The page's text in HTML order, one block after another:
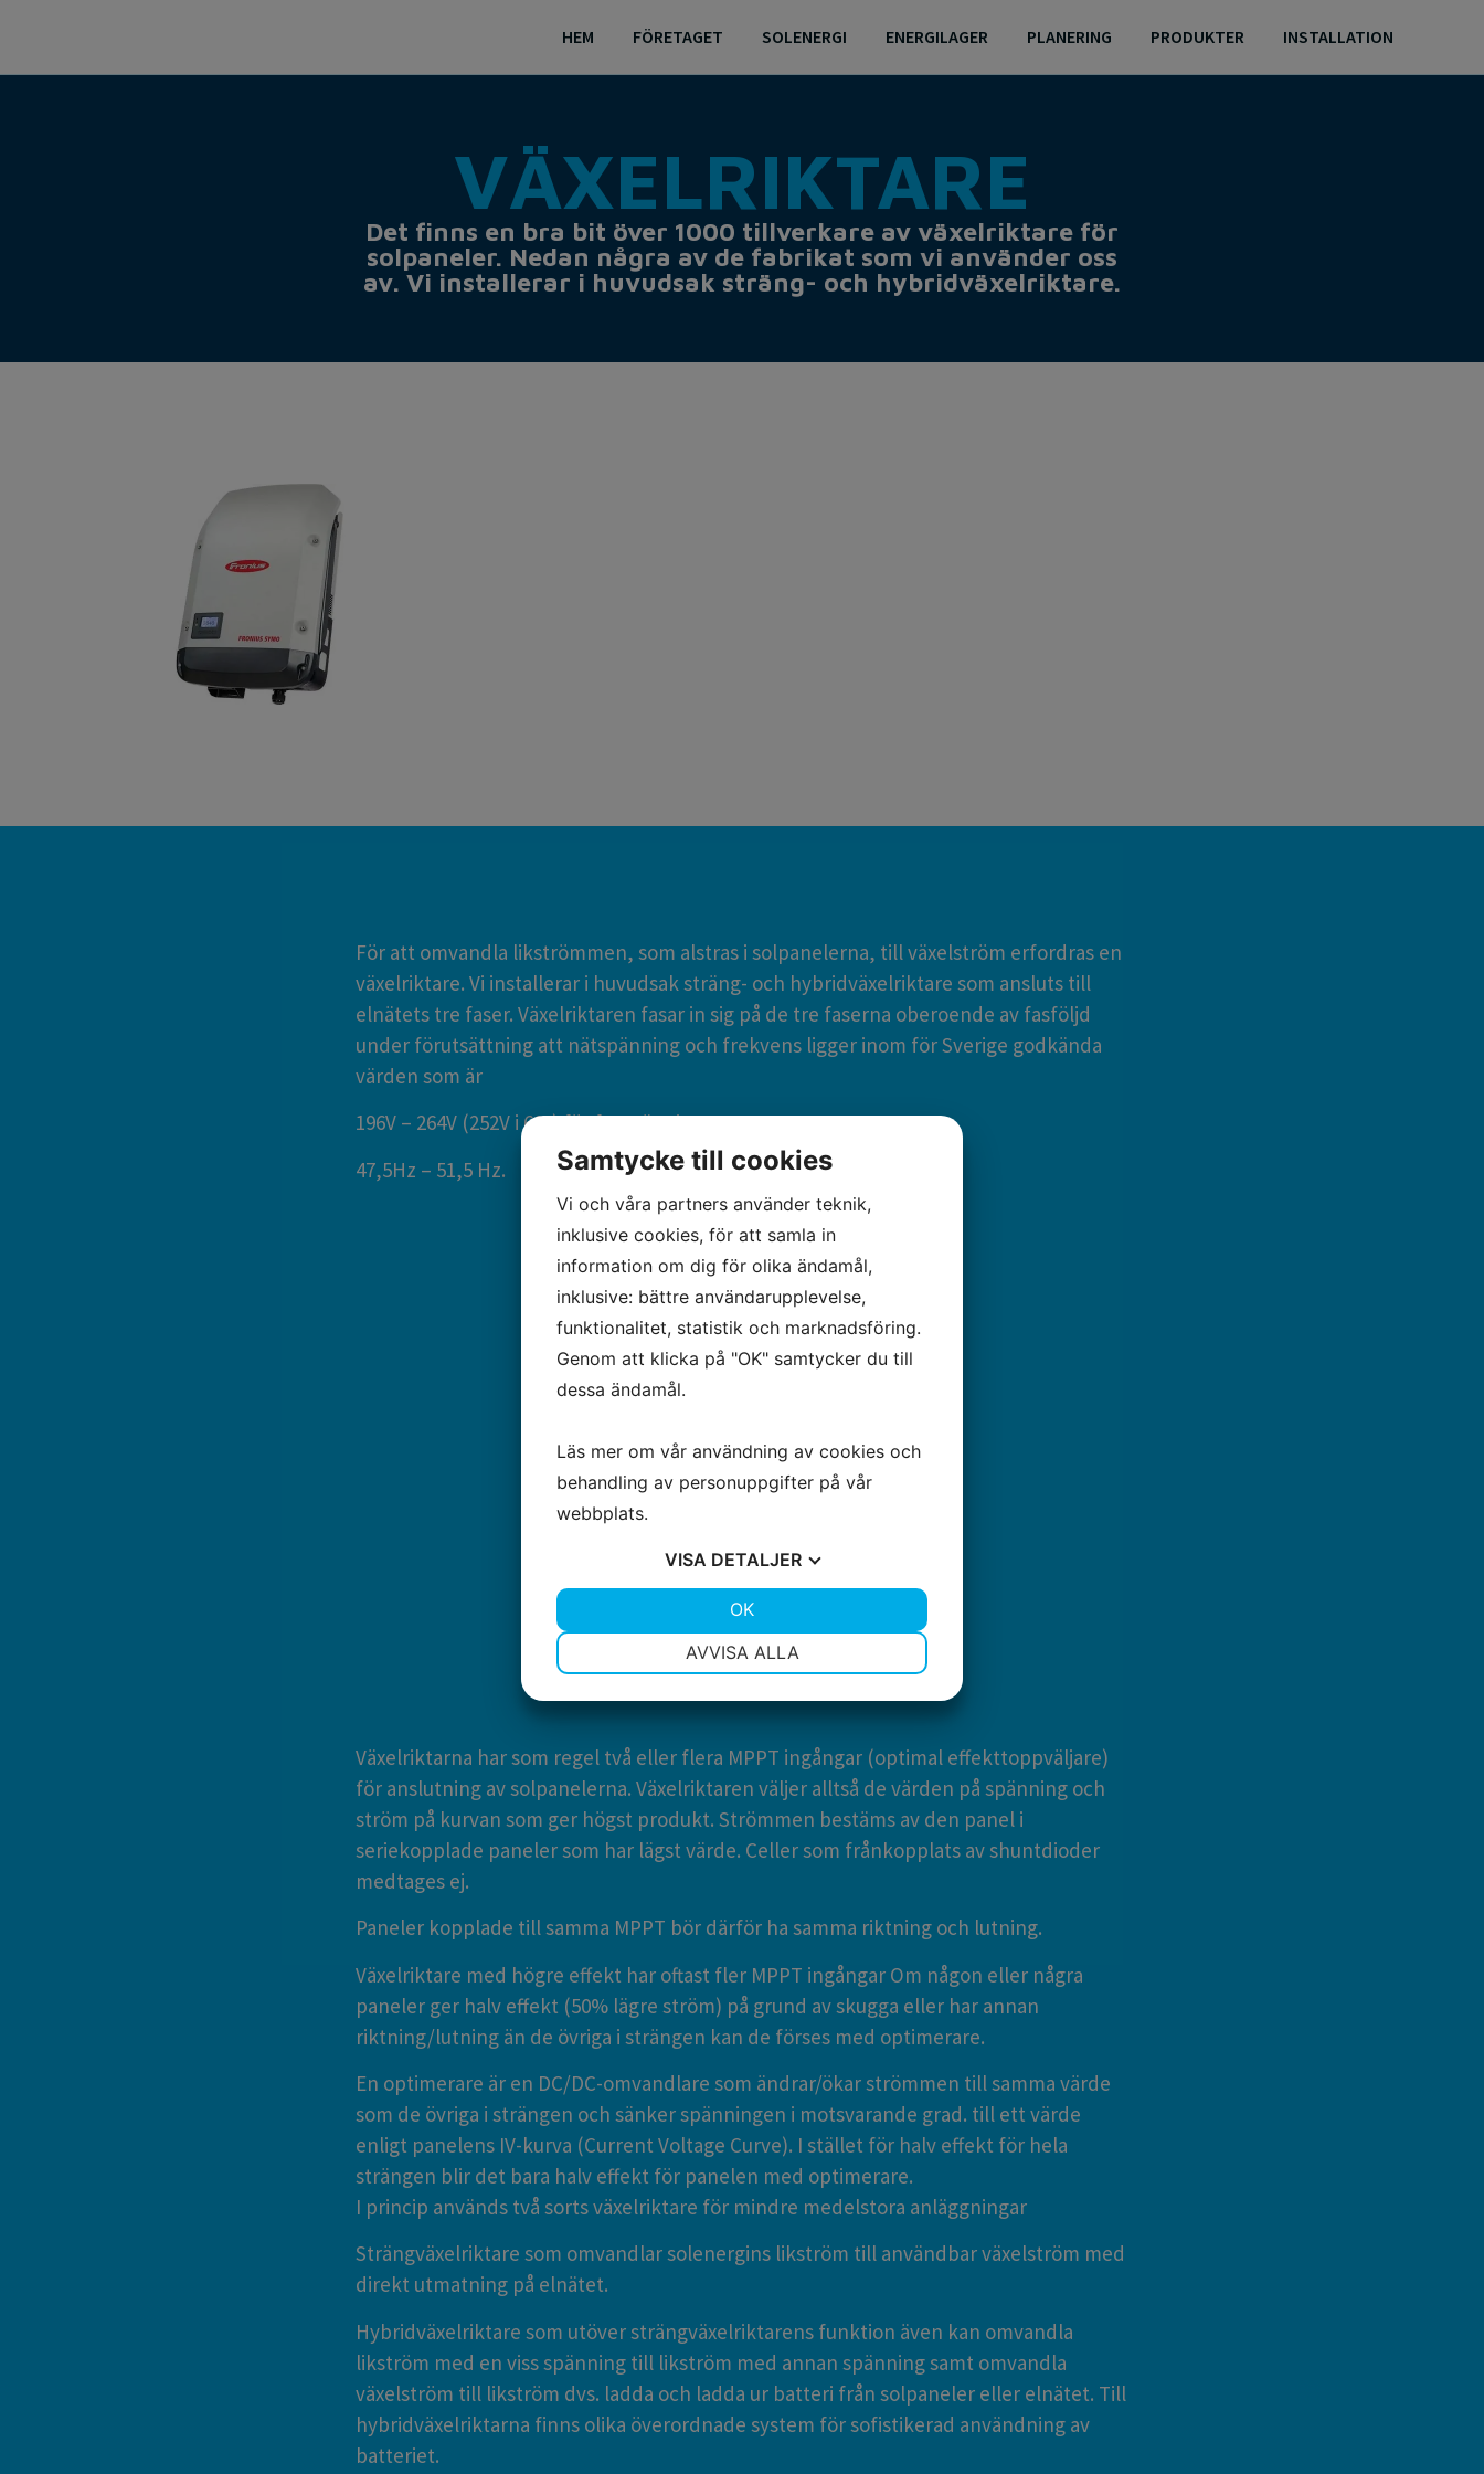
HEM FÖRETAGET SOLENERGI ENERGILAGER PLANERING PRODUKTER INSTALLATION
VÄXELRIKTARE​
Det finns en bra bit över 1000 tillverkare av växelriktare för
solpaneler. Nedan några av de fabrikat som vi använder oss
av. Vi installerar i huvudsak sträng- och hybridväxelriktare.
För att omvandla likströmmen, som alstras i solpanelerna, till växelström erfordras en
växelriktare. Vi installerar i huvudsak sträng- och hybridväxelriktare som ansluts till
elnätets tre faser. Växelriktaren fasar in sig på de tre faserna oberoende av fasföljd
under förutsättning att nätspänning och frekvens ligger inom för Sverige godkända
värden som är
196V – 264V (252V i 60s) för fasspänning 230V
47,5Hz – 51,5 Hz.
Växelriktarna har som regel två eller flera MPPT ingångar (optimal effekttoppväljare)
för anslutning av solpanelerna. Växelriktaren väljer alltså de värden på spänning och
ström på kurvan som ger högst produkt. Strömmen bestäms av den panel i
seriekopplade paneler som har lägst värde. Celler som frånkopplats av shuntdioder
medtages ej.
Paneler kopplade till samma MPPT bör därför ha samma riktning och lutning.
Växelriktare med högre effekt har oftast fler MPPT ingångar Om någon eller några
paneler ger halv effekt (50% lägre ström) på grund av skugga eller har annan
riktning/lutning än de övriga i strängen kan de förses med optimerare.
En optimerare är en DC/DC-omvandlare som ändrar/ökar strömmen till samma värde
som de övriga i strängen och sänker spänningen i motsvarande grad. till ett värde
enligt panelens IV-kurva (Current Voltage Curve). I stället för halv effekt för hela
strängen blir det bara halv effekt för panelen med optimerare.
I princip används två sorts växelriktare för mindre medelstora anläggningar
Strängväxelriktare som omvandlar solenergins likström till användbar växelström med
direkt utmatning på elnätet.
Hybridväxelriktare som utöver strängväxelriktarens funktion även kan omvandla
likström med en viss spänning till likström med annan spänning samt omvandla
växelström till likström dvs. ladda och ladda ur batteri från solpaneler eller elnätet. Till
hybridväxelriktarna finns olika överordnade system för sofistikerad användning av
batteriet.
Samtycke till cookies
Vi och våra partners använder teknik,
inklusive cookies, för att samla in
information om dig för olika ändamål,
inklusive: bättre användarupplevelse,
funktionalitet, statistik och marknadsföring.
Genom att klicka på "OK" samtycker du till
dessa ändamål.
Läs mer om vår användning av cookies och
behandling av personuppgifter på vår
webbplats.
VISA DETALJER
AVVISA ALLA
OK